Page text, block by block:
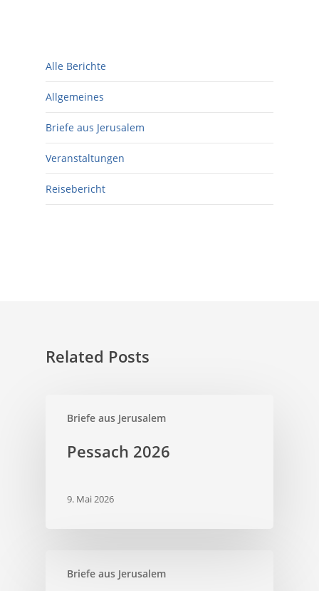
Alle Berichte
Allgemeines
Briefe aus Jerusalem
Veranstaltungen
Reisebericht
Related Posts
Briefe aus Jerusalem
Pessach 2026
9. Mai 2026
Briefe aus Jerusalem